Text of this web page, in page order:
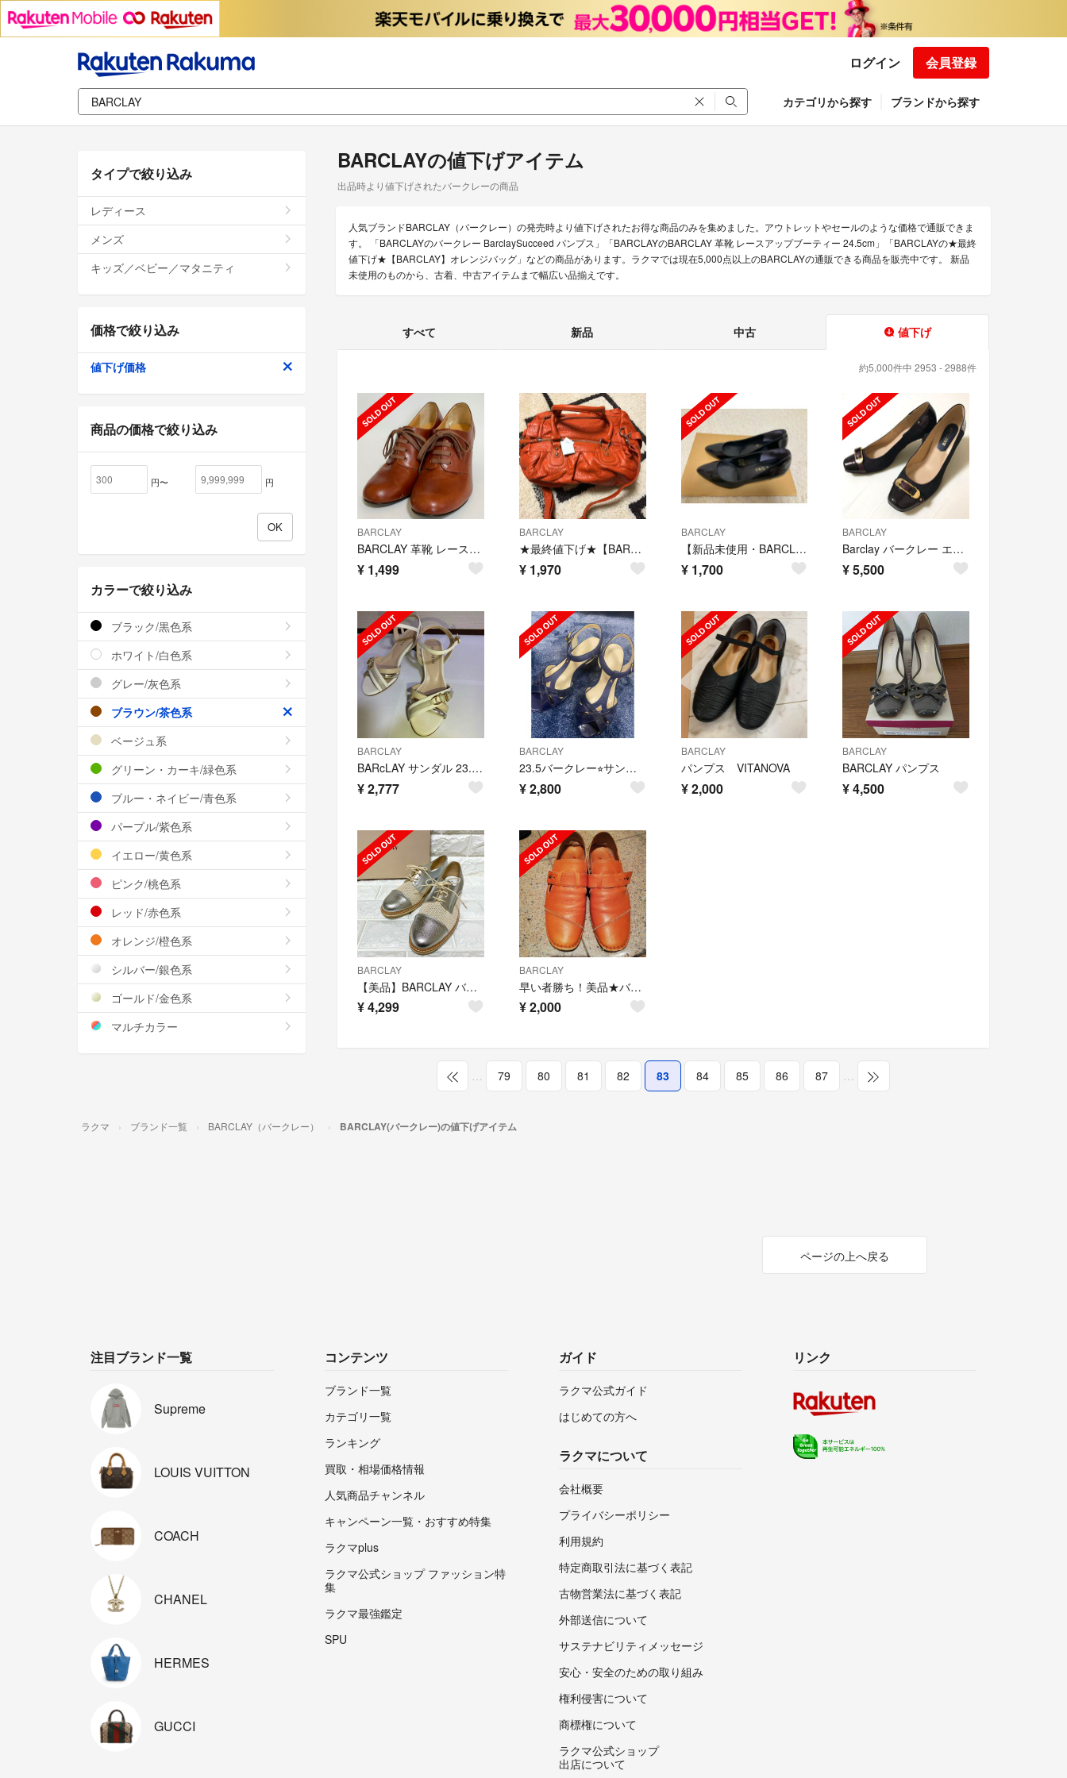
ログイン 会員登録
カテゴリから探す ブランドから探す
BARCLAYの値下げアイテム
出品時より値下げされたバークレーの商品
人気ブランドBARCLAY（バークレー）の発売時より値下げされたお得な商品のみを集めました。アウトレットやセールのような価格で通販できま
す。 「BARCLAYのバークレー BarclaySucceed パンプス」「BARCLAYのBARCLAY 革靴 レースアップブーティー 24.5cm」「BARCLAYの★最終
値下げ★【BARCLAY】オレンジバッグ」などの商品があります。ラクマでは現在5,000点以上のBARCLAYの通販できる商品を販売中です。 新品
未使用のものから、古着、中古アイテムまで幅広い品揃えです。
すべて 新品 中古 値下げ
約5,000件中 2953 - 2988件
BARCLAY
BARCLAY 革靴 レースアップブーティー 24.5cm
¥ 1,499
BARCLAY
★最終値下げ★【BARCLAY】オレンジバッグ
¥ 1,970
BARCLAY
【新品未使用・BARCLAY】黒パンプス
¥ 1,700
BARCLAY
Barclay バークレー エナメル バーガンディ ワインレッド パンプス
¥5,500
BARCLAY
BARcLAY サンダル 23.5cm
¥2,777
BARCLAY
23.5バークレー⭐︎サンダル
¥2,800
BARCLAY
パンプス VITANOVA
¥2,000
BARCLAY
BARCLAY パンプス
¥4,500
BARCLAY
【美品】BARCLAY バークレー レースアップシューズ 23.5cm シルバー
¥4,299
BARCLAY
早い者勝ち！美品★バークレー革靴
¥2,000
79 80 81 82 83 84 85 86 87
タイプで絞り込み
レディース
メンズ
キッズ／ベビー／マタニティ
価格で絞り込み
値下げ価格
商品の価格で絞り込み
円〜 円
カラーで絞り込み
ブラック/黒色系
ホワイト/白色系
グレー/灰色系
ブラウン/茶色系
ベージュ系
グリーン・カーキ/緑色系
ブルー・ネイビー/青色系
パープル/紫色系
イエロー/黄色系
ピンク/桃色系
レッド/赤色系
オレンジ/橙色系
シルバー/銀色系
ゴールド/金色系
マルチカラー
ラクマ ブランド一覧 BARCLAY（バークレー） BARCLAY(バークレー)の値下げアイテム
ページの上へ戻る
注目ブランド一覧
Supreme
LOUIS VUITTON
COACH
CHANEL
HERMES
GUCCI
コンテンツ
ブランド一覧
カテゴリ一覧
ランキング
買取・相場価格情報
人気商品チャンネル
キャンペーン一覧・おすすめ特集
ラクマplus
ラクマ公式ショップ ファッション特
集
ラクマ最強鑑定
SPU
ガイド
ラクマ公式ガイド
はじめての方へ
ラクマについて
会社概要
プライバシーポリシー
利用規約
特定商取引法に基づく表記
古物営業法に基づく表記
外部送信について
サステナビリティメッセージ
安心・安全のための取り組み
権利侵害について
商標権について
ラクマ公式ショップ
出店について
リンク